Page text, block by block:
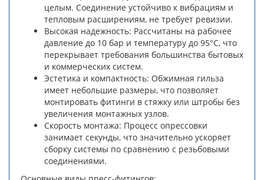
целым. Соединение устойчиво к вибрациям и
тепловым расширениям, не требует ревизии.
Высокая надежность: Рассчитаны на рабочее
давление до 10 бар и температуру до 95°C, что
перекрывает требования большинства бытовых
и коммерческих систем.
Эстетика и компактность: Обжимная гильза
имеет небольшие размеры, что позволяет
монтировать фитинги в стяжку или штробы без
увеличения монтажных узлов.
Скорость монтажа: Процесс опрессовки
занимает секунды, что значительно ускоряет
сборку системы по сравнению с резьбовыми
соединениями.